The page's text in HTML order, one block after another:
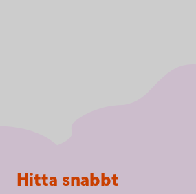
Sidfot
Hitta snabbt